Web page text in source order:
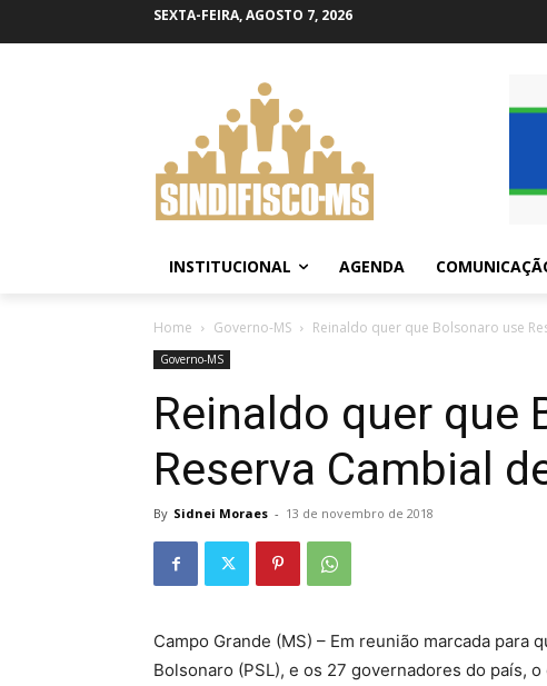
SEXTA-FEIRA, AGOSTO 7, 2026
INSTITUCIONAL AGENDA
Home Governo-MS Reinaldo quer que Bolsonaro use
Governo-MS
Reinaldo quer que
Reserva Cambial
By Sidnei Moraes - 13 de novembro de 2018
Campo Grande (MS) – Em reunião marcada
Bolsonaro (PSL), e os 27 governadores do país,